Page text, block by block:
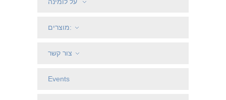
מוצרים:
צור קשר
Events